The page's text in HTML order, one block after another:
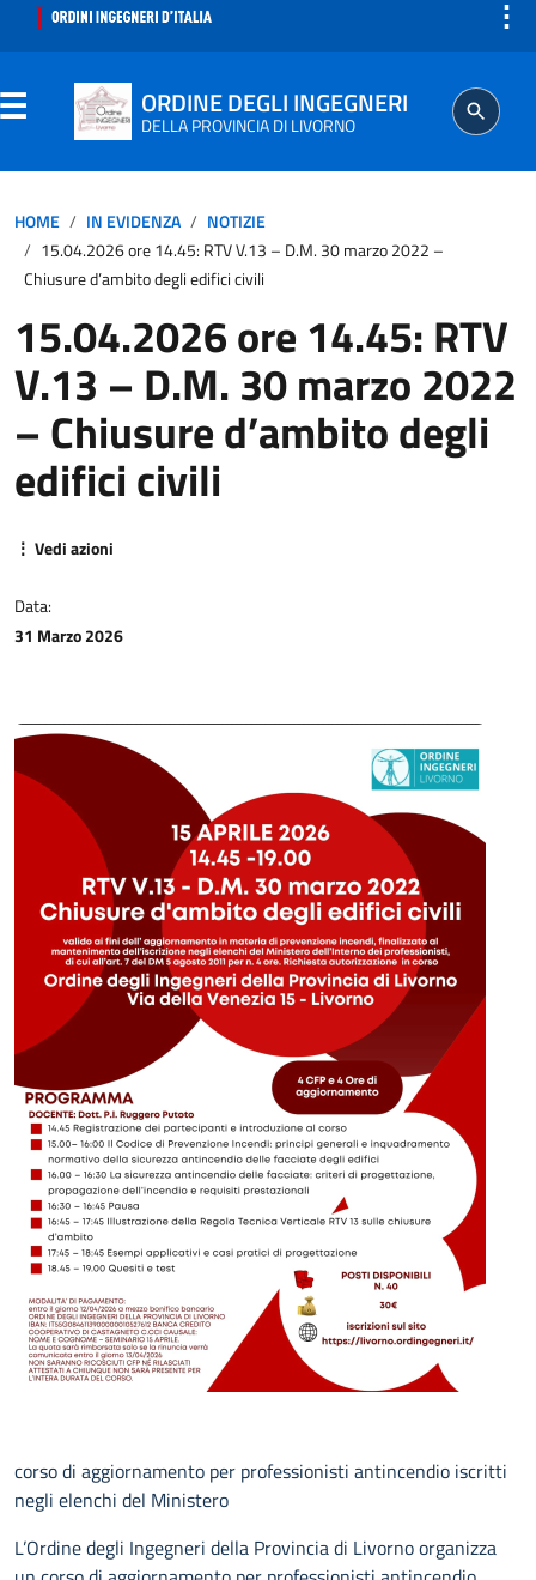
⋮
ORDINE DEGLI INGEGNERI
DELLA PROVINCIA DI LIVORNO
SEGRETERIA
ISCRITTO
PROFESSIONE
AGGIORNAMENTO PROFESSIONALE
HOME IN EVIDENZA
NOTIZIE
15.04.2026 ore 14.45: RTV V.13 – D.M. 30 marzo 2022 –
Chiusure d’ambito degli edifici civili
15.04.2026 ore 14.45: RTV
V.13 – D.M. 30 marzo 2022
– Chiusure d’ambito degli
edifici civili
⋮ Vedi azioni
Data:
31 Marzo 2026
corso di aggiornamento per professionisti antincendio iscritti
negli elenchi del Ministero
L’Ordine degli Ingegneri della Provincia di Livorno organizza